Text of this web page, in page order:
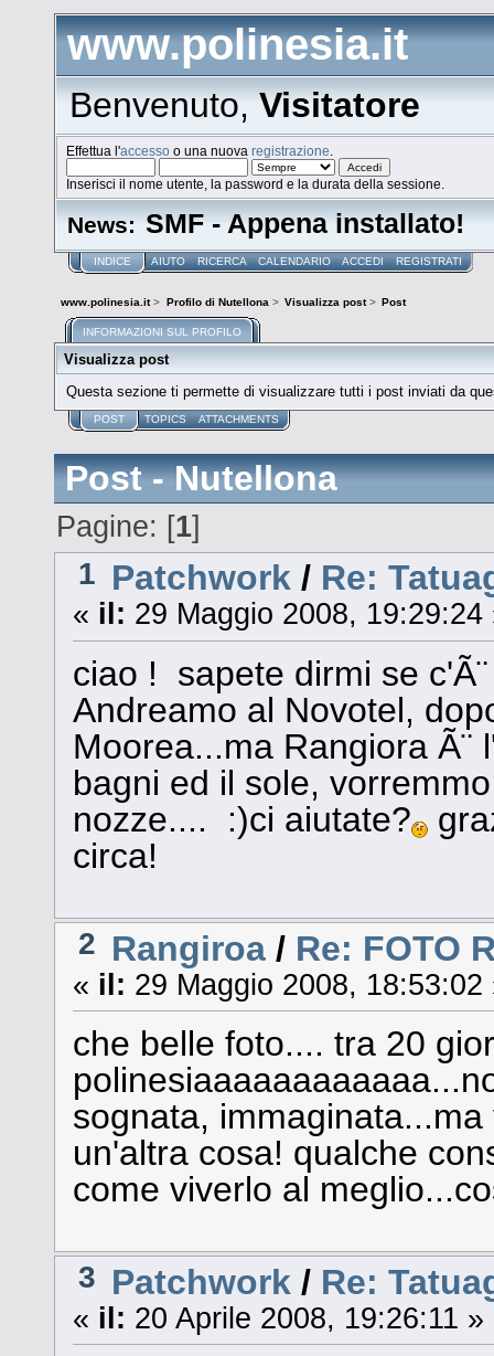
www.polinesia.it
Benvenuto,Visitatore
Effettua l'accesso o una nuovaregistrazione
Inserisci il nome utente, la password e la durata della sessione.
News: SMF - Appena installato!
INDICE AIUTO RICERCA CALENDARIO ACCEDI REGISTRATI
www.polinesia.it> Profilo di Nutellona> Visualizza post> Post
INFORMAZIONI SUL PROFILO
Visualizza post
Questa sezione ti permette di visualizzare tutti i post inviati da
POST TOPICS ATTACHMENTS
Post - Nutellona
Pagine: [1]
1 Patchwork / Re:
« il: 29 Maggio 2008, 19:29:24
ciao ! sapete dirmi se
Andreamo al Novotel,
Moorea...ma Rangiora
bagni ed il sole,
nozze.... :)ci aiutate?
circa!
2 Rangiroa / Re: FOTO
« il: 29 Maggio 2008, 18:53:02
che belle foto.... tra 20
sognata,
un'altra cosa! qualche
come viverlo al
3 Patchwork / Re:
« il: 20 Aprile 2008, 19:26:11 »